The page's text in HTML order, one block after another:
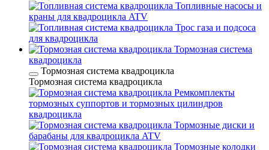
Топливные насосы и
краны для квадроцикла ATV
Трос газа и подсоса
для квадроцикла
Тормозная система
квадроцикла
Тормозная система квадроцикла
Тормозная система квадроцикла
Ремкомплекты
тормозных суппортов и тормозных цилиндров
квадроцикла
Тормозные диски и
барабаны для квадроцикла ATV
Тормозные колодки